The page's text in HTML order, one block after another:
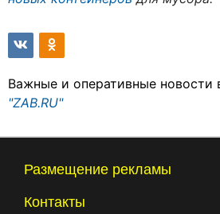
Важные и оперативные новости
"ZAB.RU"
Размещение рекламы
Контакты